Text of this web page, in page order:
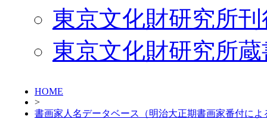
東京文化財研究所
東京文化財研究所
HOME
>
書画家人名データベース（明治大正期書画家番付によ